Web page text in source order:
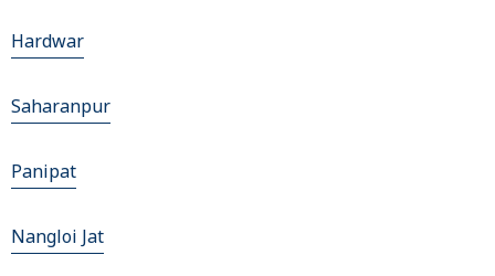
Hardwar
Saharanpur
Panipat
Nangloi Jat